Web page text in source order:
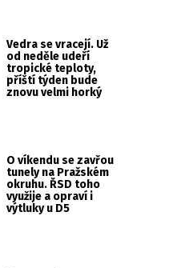
Vedra se vracejí. Už
od neděle udeří
tropické teploty,
příští týden bude
znovu velmi horký
O víkendu se zavřou
tunely na Pražském
okruhu. ŘSD toho
využije a opraví i
výtluky u D5